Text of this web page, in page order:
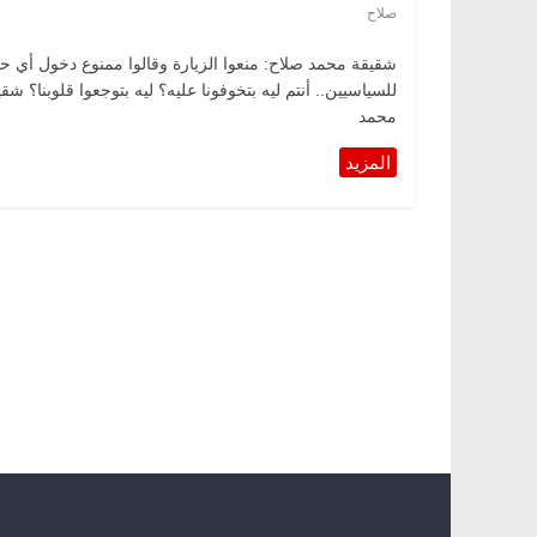
صلاح
شقيقة محمد صلاح: منعوا الزيارة وقالوا ممنوع دخول أي
للسياسيين.. أنتم ليه بتخوفونا عليه؟ ليه بتوجعوا قلوبنا؟
محمد